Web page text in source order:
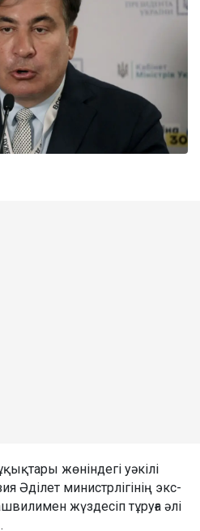
жөніндегі уәкілі
Әділет министрлігінің экс-
жүздесіп тұруға әлі